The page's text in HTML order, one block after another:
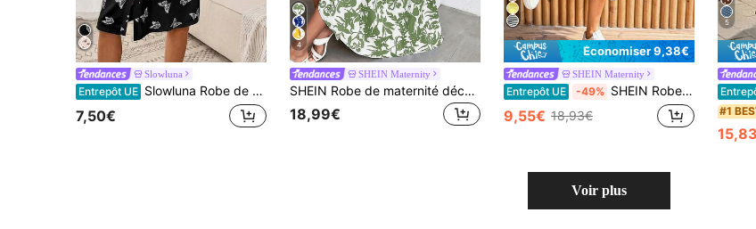
Slowluna
Entrepôt UE Slowluna Robe de maternité ample à simple boutonnage avec imprimé papillon
7,50€
4
SHEIN Maternity
SHEIN Robe de maternité décontractée sans manches avec imprimé à la taille
18,99€
Économiser 9,38€
SHEIN Maternity
Entrepôt UE -49% SHEIN Robe décontractée de maternité à col carré rayée, manches courtes, ajustée
9,55€ 18,93€
5
#1
Voir plus